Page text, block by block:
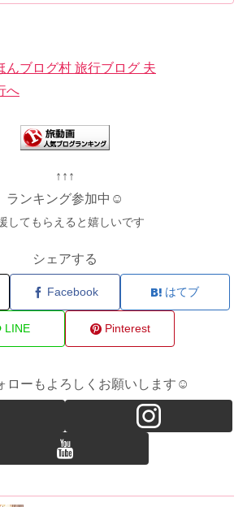
↑↑↑
ランキング参加中☺
してもらえると嬉しいです
シェアする
Facebook はてブ
LINE Pinterest
ローもよろしくお願いします☺